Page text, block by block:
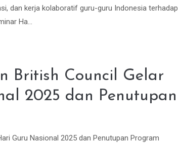
dan kerja kolaboratif guru-guru Indonesia terhadap
Ha...
British Council Gelar
2025 dan Penutupan
Guru Nasional 2025 dan Penutupan Program